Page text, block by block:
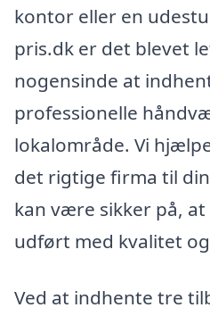
kontor eller en
pris.dk er det blevet
nogensinde at
professionelle
lokalområde. Vi
det rigtige firma til
kan være sikker på,
udført med kvalitet
Ved at indhente tre